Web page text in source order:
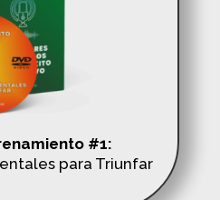
#1:
para Triunfar